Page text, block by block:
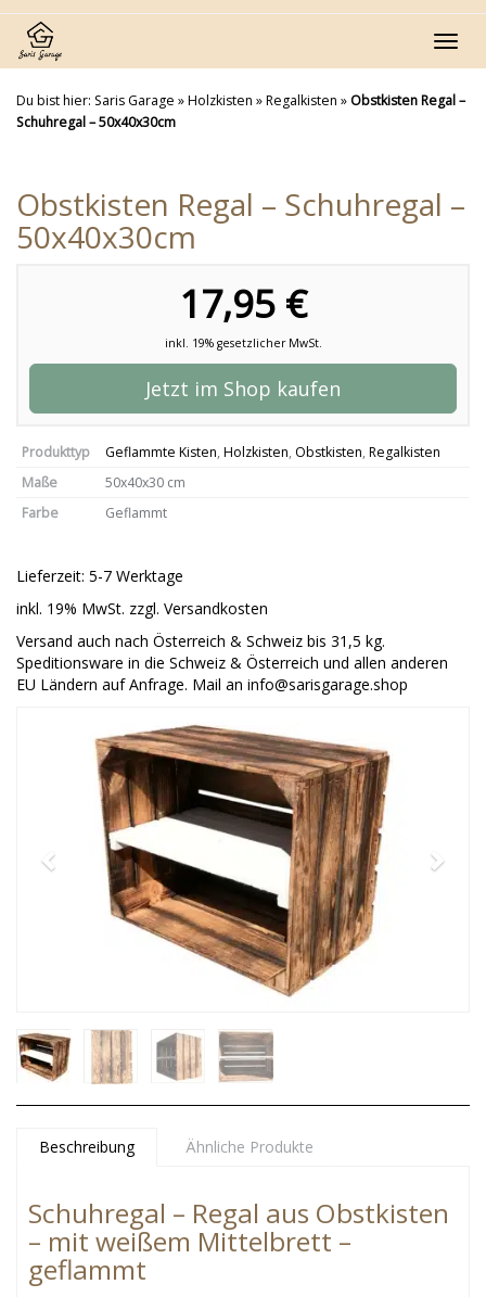
Skip
main
content
Du bist hier: Saris Garage »Holzkisten »Regalkisten » Obstkisten Regal –
Schuhregal – 50x40x30cm
Obstkisten Regal – Schuhregal –
50x40x30cm
17,95 €
inkl. 19% gesetzlicher MwSt.
Jetzt im Shop kaufen
Produkttyp Geflammte Kisten, Holzkisten, Obstkisten, Regalkisten
Maße
50x40x30 cm
Farbe
Geflammt
Lieferzeit: 5-7 Werktage
inkl. 19% MwSt. zzgl. Versandkosten
Versand auch nach Österreich & Schweiz bis 31,5 kg.
Speditionsware in die Schweiz & Österreich und allen anderen
EU Ländern auf Anfrage. Mail an info@sarisgarage.shop
Beschreibung Ähnliche Produkte
Schuhregal – Regal aus Obstkisten
– mit weißem Mittelbrett –
geflammt